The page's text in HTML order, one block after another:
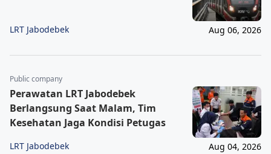
LRT Jabodebek Aug 06, 2026
Public company
Perawatan LRT Jabodebek
Berlangsung Saat Malam, Tim
Kesehatan Jaga Kondisi Petugas
LRT Jabodebek Aug 04, 2026